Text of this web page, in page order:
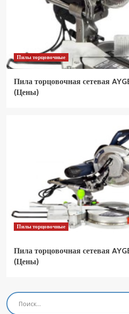
Пилы торцовочные
Пила торцовочная сетевая
(Цены)
Пилы торцовочные
Пила торцовочная сетевая
(Цены)
Фрезеры